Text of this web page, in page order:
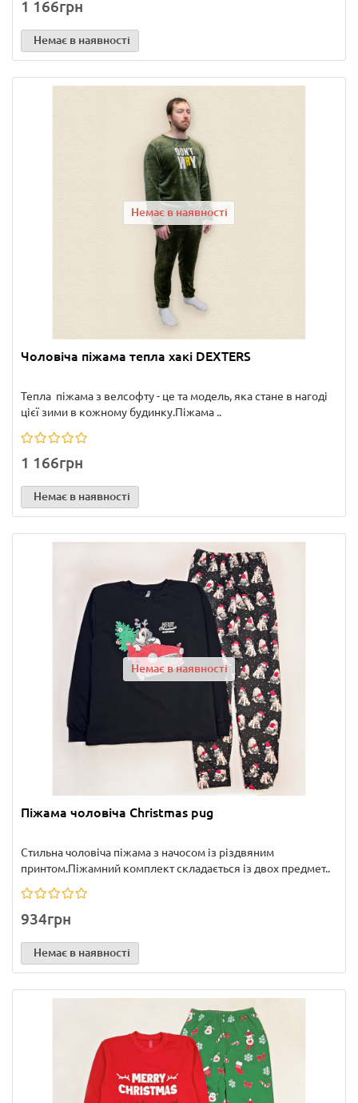
1 166грн
Немає в наявності
Немає в наявності
Чоловіча піжама тепла хакі DEXTERS
Тепла піжама з велсофту - це та модель, яка стане в нагоді
цієї зими в кожному будинку.Піжама ..
1 166грн
Немає в наявності
Немає в наявності
Піжама чоловіча Christmas pug
Стильна чоловіча піжама з начосом із різдвяним
принтом.Піжамний комплект складається із двох предмет..
934грн
Немає в наявності